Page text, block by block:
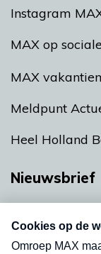
Instagram
MAX op
MAX
Meldpunt
Heel Holland
Nieuwsbrief
nieuwsbrief.
uw mailbox.